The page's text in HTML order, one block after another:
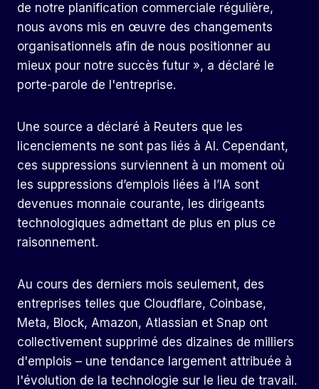
de notre planification commerciale régulière,
nous avons mis en œuvre des changements
organisationnels afin de nous positionner au
mieux pour notre succès futur », a déclaré le
porte-parole de l'entreprise.
Une source a déclaré à Reuters que les
licenciements ne sont pas liés à AI. Cependant,
ces suppressions surviennent à un moment où
les suppressions d’emplois liées à l’IA sont
devenues monnaie courante, les dirigeants
technologiques admettant de plus en plus ce
raisonnement.
Au cours des derniers mois seulement, des
entreprises telles que Cloudflare, Coinbase,
Meta, Block, Amazon, Atlassian et Snap ont
collectivement supprimé des dizaines de milliers
d'emplois – une tendance largement attribuée à
l'évolution de la technologie sur le lieu de travail.